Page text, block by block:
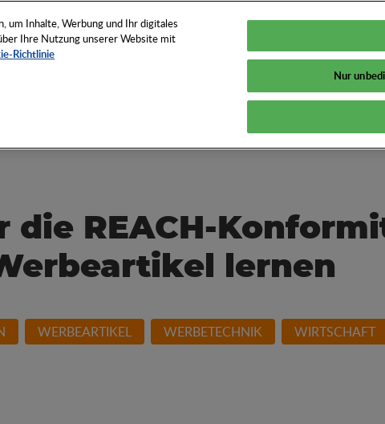
TOOLS NEWS KNOW-HOW FAQS DE
die REACH-
lernen
WERBEARTIKEL WERBETECHNIK WIRTSCHAFT
um Inhalte, Werbung und Ihr digitales
Ihre Nutzung unserer Website mit
Richtlinie
Nur